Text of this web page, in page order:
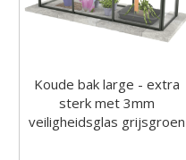
Koude bak large - extra
sterk met 3mm
veiligheidsglas grijsgroen